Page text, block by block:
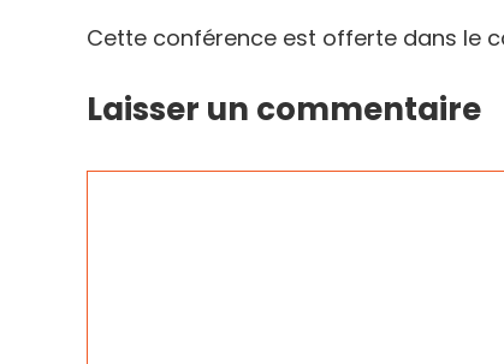
Cette conférence est offerte dans le
Laisser un commentaire